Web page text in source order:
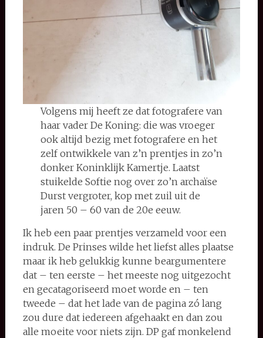
Volgens mij heeft ze dat fotografere van
haar vader De Koning: die was vroeger
ook altijd bezig met fotografere en het
zelf ontwikkele van z’n prentjes in zo’n
donker Koninklijk Kamertje. Laatst
stuikelde Softie nog over zo’n archaïse
Durst vergroter, kop met zuil uit de
jaren 50 – 60 van de 20e eeuw.
Ik heb een paar prentjes verzameld voor een
indruk. De Prinses wilde het liefst alles plaatse
maar ik heb gelukkig kunne beargumentere
dat – ten eerste – het meeste nog uitgezocht
en gecatagoriseerd moet worde en – ten
tweede – dat het lade van de pagina zó lang
zou dure dat iedereen afgehaakt en dan zou
alle moeite voor niets zijn. DP gaf monkelend